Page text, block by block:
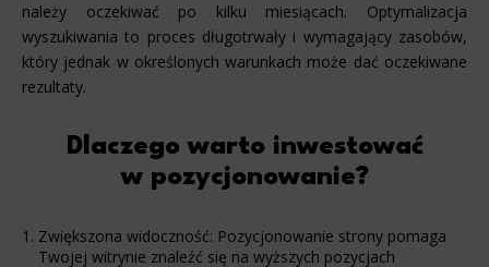
należy oczekiwać po kilku miesiącach. Optymalizacja
wyszukiwania to proces długotrwały i wymagający zasobów,
który jednak w określonych warunkach może dać oczekiwane
rezultaty.
Dlaczego warto inwestować
w pozycjonowanie?
Zwiększona widoczność: Pozycjonowanie strony pomaga
Twojej witrynie znaleźć się na wyższych pozycjach